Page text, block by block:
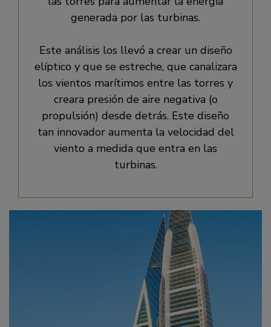
generada por las turbinas.
Este análisis los llevó a crear un diseño
elíptico y que se estreche, que canalizara
los vientos marítimos entre las torres y
creara presión de aire negativa (o
propulsión) desde detrás. Este diseño
tan innovador aumenta la velocidad del
viento a medida que entra en las
turbinas.